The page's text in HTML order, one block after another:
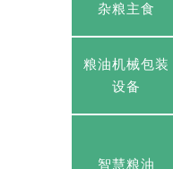
杂粮主食
粮油机械包装
设备
智慧粮油